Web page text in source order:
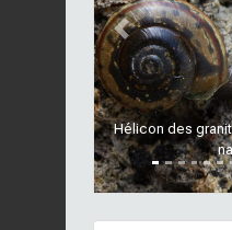
Hélicon des
Previous